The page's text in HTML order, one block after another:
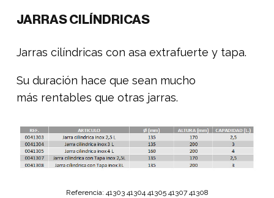
JARRAS CILÍNDRICAS
Jarras cilíndricas con asa extrafuerte y tapa.
Su duración hace que sean mucho
más rentables que otras jarras.
Referencia: 41303 41304 41305 41307 41308